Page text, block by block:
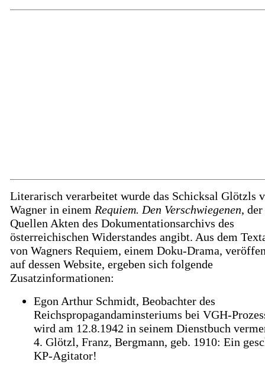
Literarisch verarbeitet wurde das Schicksal Glötzls
Wagner in einem Requiem. Den Verschwiegenen,
Quellen Akten des Dokumentationsarchivs des
österreichischen Widerstandes angibt. Aus dem
von Wagners Requiem, einem Doku-Drama,
auf dessen Website, ergeben sich folgende
Zusatzinformationen:
Egon Arthur Schmidt, Beobachter des
Reichspropagandaminsteriums bei VGH-
wird am 12.8.1942 in seinem Dienstbuch
4. Glötzl, Franz, Bergmann, geb. 1910: Ein
KP-Agitator!